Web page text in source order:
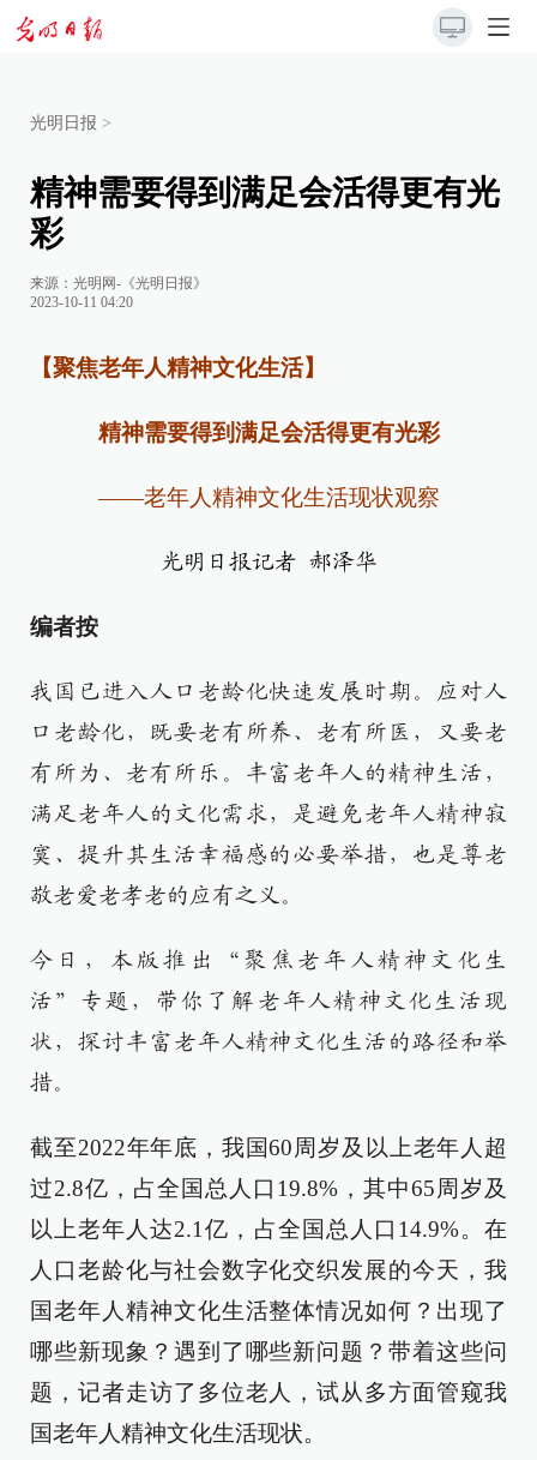
光明日报 >
精神需要得到满足会活得更有光
彩
来源： 光明网-《光明日报》
2023-10-11 04:20
【聚焦老年人精神文化生活】
精神需要得到满足会活得更有光彩
——老年人精神文化生活现状观察
光明日报记者 郝泽华
编者按
我国已进入人口老龄化快速发展时期。应对人
口老龄化，既要老有所养、老有所医，又要老
有所为、老有所乐。丰富老年人的精神生活，
满足老年人的文化需求，是避免老年人精神寂
寞、提升其生活幸福感的必要举措，也是尊老
敬老爱老孝老的应有之义。
今日，本版推出“聚焦老年人精神文化生
活”专题，带你了解老年人精神文化生活现
状，探讨丰富老年人精神文化生活的路径和举
措。
截至2022年年底，我国60周岁及以上老年人超
过2.8亿，占全国总人口19.8%，其中65周岁及
以上老年人达2.1亿，占全国总人口14.9%。在
人口老龄化与社会数字化交织发展的今天，我
国老年人精神文化生活整体情况如何？出现了
哪些新现象？遇到了哪些新问题？带着这些问
题，记者走访了多位老人，试从多方面管窥我
国老年人精神文化生活现状。